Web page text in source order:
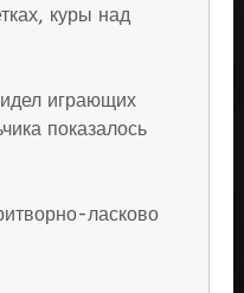
куры над
играющих
показалось
ласково